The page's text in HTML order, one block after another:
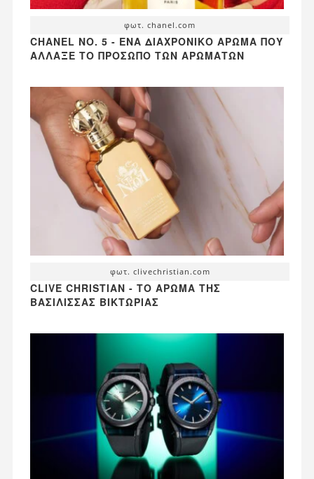
φωτ. chanel.com
CHANEL NO. 5 - ΈΝΑ ΔΙΑΧΡΟΝΙΚΌ ΆΡΩΜΑ ΠΟΥ
ΆΛΛΑΞΕ ΤΟ ΠΡΌΣΩΠΟ ΤΩΝ ΑΡΩΜΆΤΩΝ
φωτ. clivechristian.com
CLIVE CHRISTIAN - ΤΟ ΆΡΩΜΑ ΤΗΣ
ΒΑΣΊΛΙΣΣΑΣ ΒΙΚΤΏΡΙΑΣ